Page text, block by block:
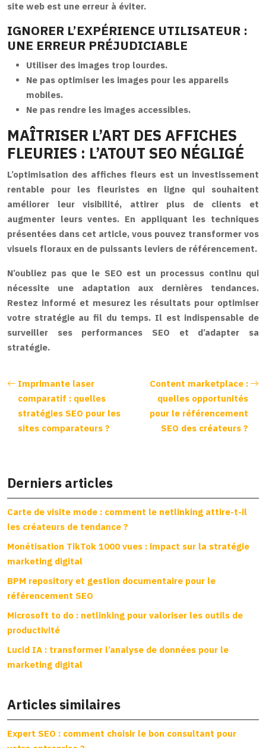
site web est une erreur à éviter.
IGNORER L’EXPÉRIENCE UTILISATEUR :
UNE ERREUR PRÉJUDICIABLE
Utiliser des images trop lourdes.
Ne pas optimiser les images pour les appareils
mobiles.
Ne pas rendre les images accessibles.
MAÎTRISER L’ART DES AFFICHES
FLEURIES : L’ATOUT SEO NÉGLIGÉ
L’optimisation des affiches fleurs est un investissement
rentable pour les fleuristes en ligne qui souhaitent
améliorer leur visibilité, attirer plus de clients et
augmenter leurs ventes. En appliquant les techniques
présentées dans cet article, vous pouvez transformer vos
visuels floraux en de puissants leviers de référencement.
N’oubliez pas que le SEO est un processus continu qui
nécessite une adaptation aux dernières tendances.
Restez informé et mesurez les résultats pour optimiser
votre stratégie au fil du temps. Il est indispensable de
surveiller ses performances SEO et d’adapter sa
stratégie.
Imprimante laser
comparatif : quelles
stratégies SEO pour les
sites comparateurs ?
Content marketplace :
quelles opportunités
pour le référencement
SEO des créateurs ?
Derniers articles
Carte de visite mode : comment le netlinking attire-t-il
les créateurs de tendance ?
Monétisation TikTok 1000 vues : impact sur la stratégie
marketing digital
BPM repository et gestion documentaire pour le
référencement SEO
Microsoft to do : netlinking pour valoriser les outils de
productivité
Lucid IA : transformer l’analyse de données pour le
marketing digital
Articles similaires
Expert SEO : comment choisir le bon consultant pour